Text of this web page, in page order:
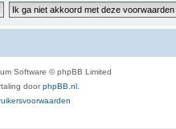
Software © phpBB Limited
doorphpBB.nl